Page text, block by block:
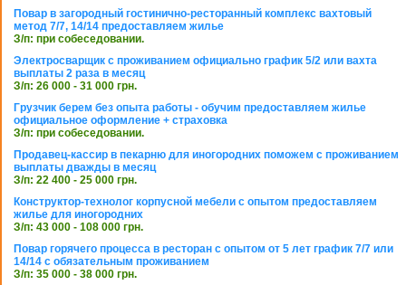
Повар в загородный гостинично-ресторанный комплекс вахтовый
метод 7/7, 14/14 предоставляем жилье
З/п: при собеседовании.
Электросварщик с проживанием официально график 5/2 или вахта
выплаты 2 раза в месяц
З/п: 26 000 - 31 000 грн.
Грузчик берем без опыта работы - обучим предоставляем жилье
официальное оформление + страховка
З/п: при собеседовании.
Продавец-кассир в пекарню для иногородних поможем с проживанием
выплаты дважды в месяц
З/п: 22 400 - 25 000 грн.
Конструктор-технолог корпусной мебели с опытом предоставляем
жилье для иногородних
З/п: 43 000 - 108 000 грн.
Повар горячего процесса в ресторан с опытом от 5 лет график 7/7 или
14/14 с обязательным проживанием
З/п: 35 000 - 38 000 грн.